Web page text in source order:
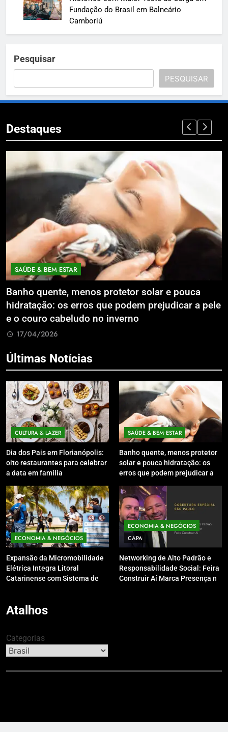
Fundação do Brasil em Balneário
Camboriú
Pesquisar
PESQUISAR
Destaques
SAÚDE & BEM‑ESTAR
Banho quente, menos protetor solar e pouca
hidratação: os erros que podem prejudicar a pele
e o couro cabeludo no inverno
17/04/2026
Últimas Notícias
CULTURA & LAZER
Dia dos Pais em Florianópolis:
oito restaurantes para celebrar
a data em família
SAÚDE & BEM‑ESTAR
Banho quente, menos protetor
solar e pouca hidratação: os
erros que podem prejudicar a
inverno
ECONOMIA & NEGÓCIOS
Expansão da Micromobilidade
Elétrica Integra Litoral
Catarinense com Sistema de
ECONOMIA & NEGÓCIOS
CAPA
Networking de Alto Padrão e
Responsabilidade Social: Feira
Construir Aí Marca Presença no
Atalhos
Categorias